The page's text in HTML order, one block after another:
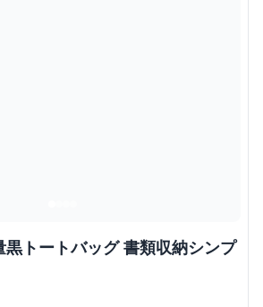
トートバッグ 書類収納シンプ